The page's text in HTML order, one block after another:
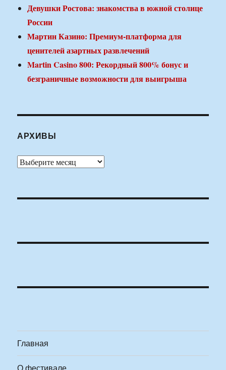
Девушки Ростова: знакомства в южной столице
России
Мартин Казино: Премиум-платформа для
ценителей азартных развлечений
Martin Casino 800: Рекордный 800% бонус и
безграничные возможности для выигрыша
АРХИВЫ
Архивы
Главная